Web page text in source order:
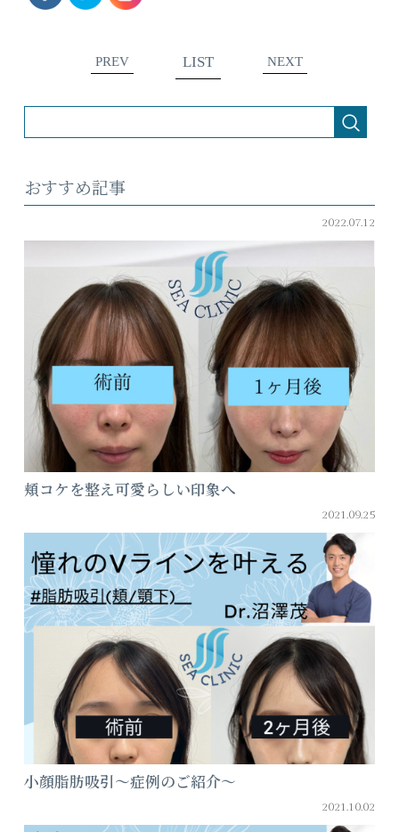
PREV LIST NEXT
おすすめ記事
2022.07.12
頬コケを整え可愛らしい印象へ
2021.09.25
小顔脂肪吸引～症例のご紹介～
2021.10.02